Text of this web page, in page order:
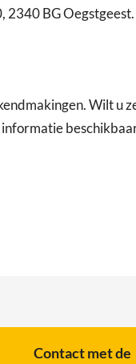
2340 BG
Wilt u
informatie
Contact met de